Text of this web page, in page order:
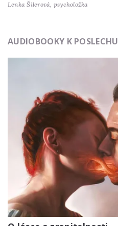
Lenka Šilerová, psycholožka
AUDIOBOOKY K POSLECHU